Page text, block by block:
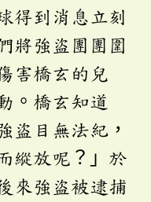
得到消息立刻
將強盜團團圍
害橋玄的兒
。橋玄知道
盜目無法紀，
縱放呢？」於
來強盜被逮捕